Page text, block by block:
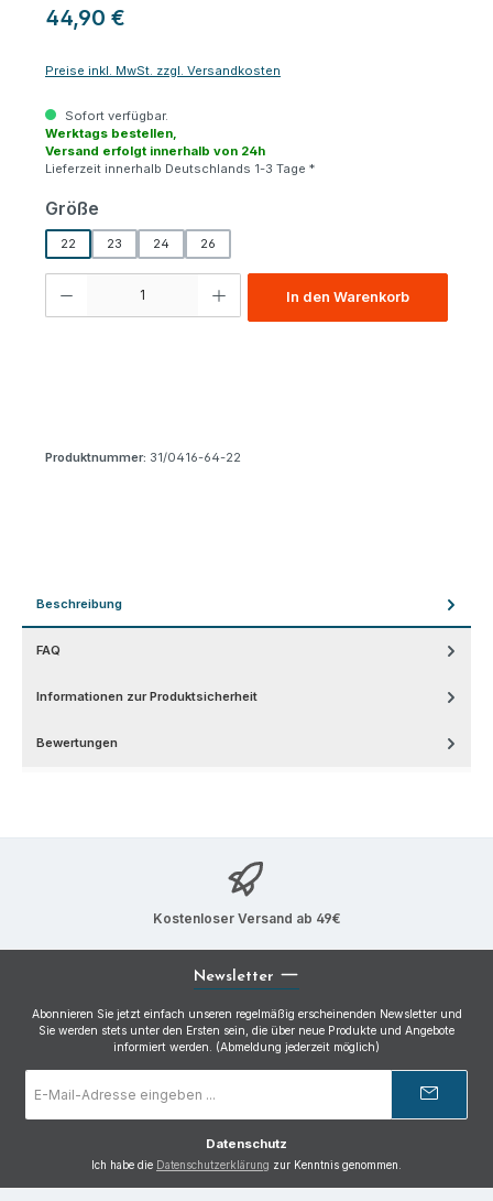
44,90 €
Preise inkl. MwSt. zzgl. Versandkosten
Sofort verfügbar.
Werktags bestellen,
Versand erfolgt innerhalb von 24h
Lieferzeit innerhalb Deutschlands 1-3 Tage *
Größe
22 23 24 26
Produkt Anzahl: Gib den gewünschten Wert ein oder benutze die
In den Warenkorb
Produktnummer: 31/0416-64-22
Beschreibung
FAQ
Informationen zur Produktsicherheit
Bewertungen
Kostenloser Versand ab 49€
Newsletter
Abonnieren Sie jetzt einfach unseren regelmäßig erscheinenden Newsletter und
Sie werden stets unter den Ersten sein, die über neue Produkte und Angebote
informiert werden. (Abmeldung jederzeit möglich)
Mail-
Datenschutz
Ich habe die Datenschutzerklärung zur Kenntnis genommen.